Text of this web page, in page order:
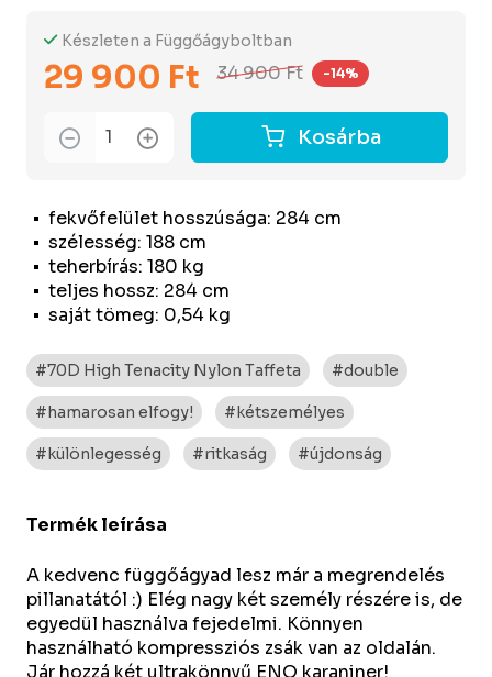
fekvőfelület hosszúsága: 284 cm
szélesség: 188 cm
teherbírás: 180 kg
teljes hossz: 284 cm
saját tömeg: 0,54 kg
Készleten a Függőágyboltban
29 900 Ft 34 900 Ft -14%
Kosárba
#70D High Tenacity Nylon Taffeta #double
#hamarosan elfogy! #kétszemélyes
#különlegesség #ritkaság #újdonság
Termék leírása
A kedvenc függőágyad lesz már a megrendelés
pillanatától :) Elég nagy két személy részére is, de
egyedül használva fejedelmi. Könnyen
használható kompressziós zsák van az oldalán.
Jár hozzá két ultrakönnyű ENO karaniner!